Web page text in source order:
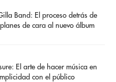
Band: El proceso detrás de
de cara al nuevo álbum
El arte de hacer música en
con el público